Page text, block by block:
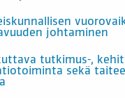
johtaminen
tutkimus-,
sekä